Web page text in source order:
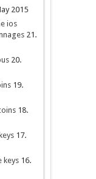
2015
ios
21.
20.
19.
18.
17.
keys 16.